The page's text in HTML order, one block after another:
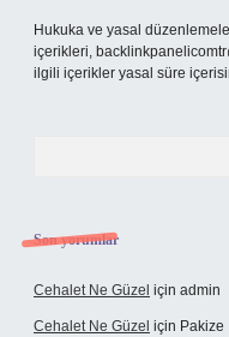
Hukuka ve yasal
içerikleri,
ilgili içerikler yasal süre
Son yorumlar
Cehalet Ne Güzel için admin
Cehalet Ne Güzel için Pakize